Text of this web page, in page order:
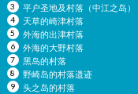
平户圣地及村落（中江之岛）
天草的崎津村落
外海的出津村落
外海的大野村落
黑岛的村落
野崎岛的村落遗迹
头之岛的村落